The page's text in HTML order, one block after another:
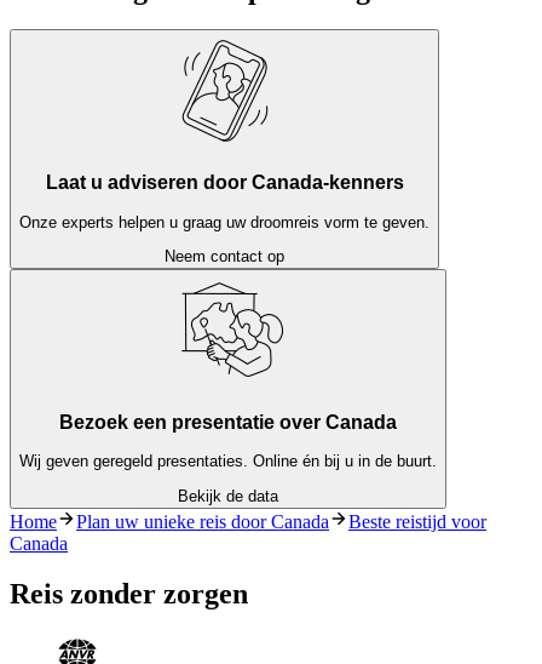
Laat u adviseren door Canada-kenners
Onze experts helpen u graag uw droomreis vorm te geven.
Neem contact op
Bezoek een presentatie over Canada
Wij geven geregeld presentaties. Online én bij u in de buurt.
Bekijk de data
Home Plan uw unieke reis door Canada
Beste reistijd voor
Canada
Reis zonder zorgen